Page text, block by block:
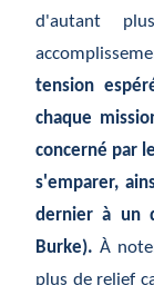
d'autant
tension
chaque
concerné par
s'emparer,
dernier à un
Burke). À
plus de relief